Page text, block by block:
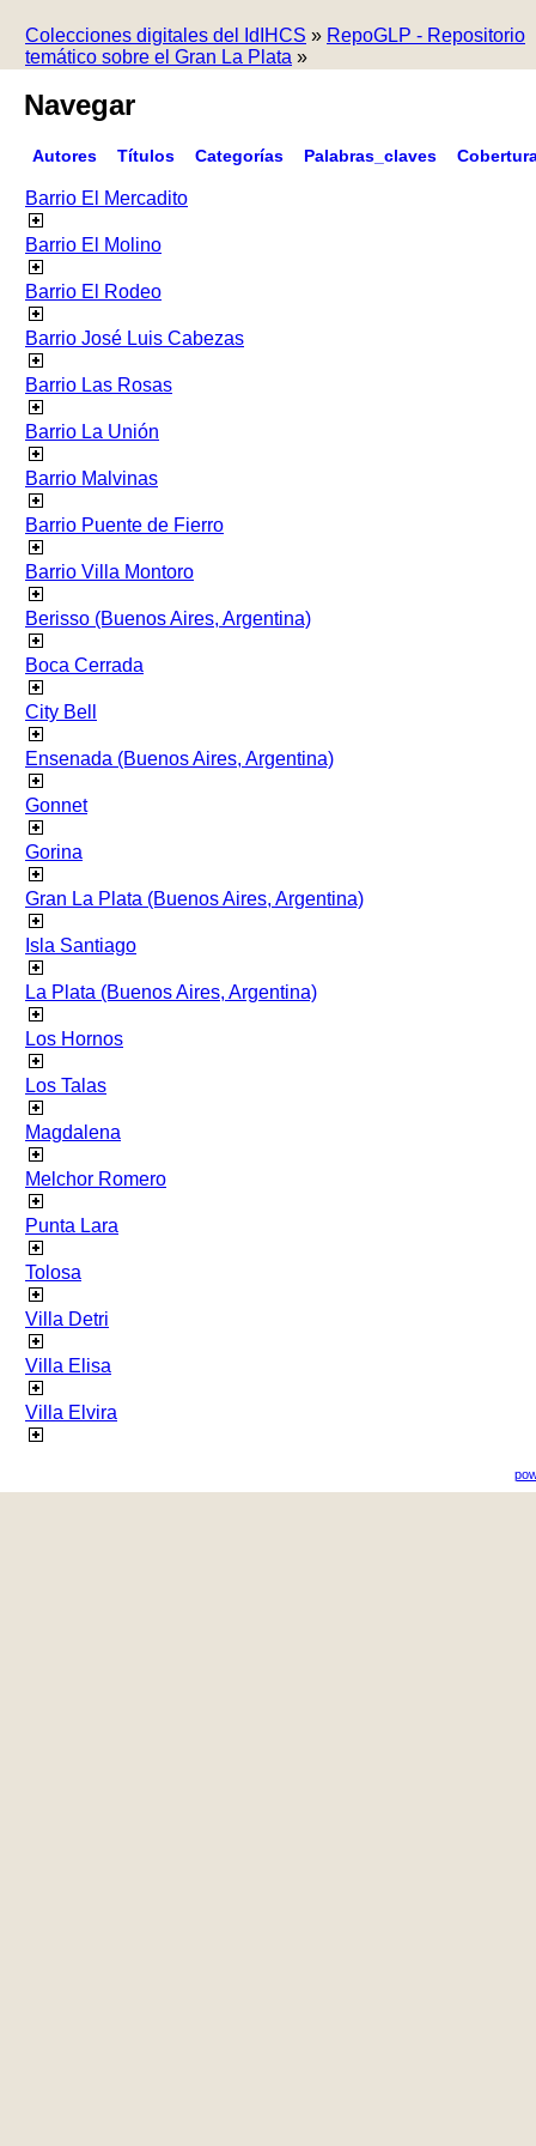
Colecciones digitales del IdIHCS » RepoGLP - Repositorio
temático sobre el Gran La Plata »
Navegar
Autores Títulos Categorías Palabras_claves
Barrio El Mercadito
Barrio El Molino
Barrio El Rodeo
Barrio José Luis Cabezas
Barrio Las Rosas
Barrio La Unión
Barrio Malvinas
Barrio Puente de Fierro
Barrio Villa Montoro
Berisso (Buenos Aires, Argentina)
Boca Cerrada
City Bell
Ensenada (Buenos Aires, Argentina)
Gonnet
Gorina
Gran La Plata (Buenos Aires, Argentina)
Isla Santiago
La Plata (Buenos Aires, Argentina)
Los Hornos
Los Talas
Magdalena
Melchor Romero
Punta Lara
Tolosa
Villa Detri
Villa Elisa
Villa Elvira